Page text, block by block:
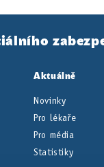
Aktuálně
Novinky
Pro lékaře
Pro média
Statistiky